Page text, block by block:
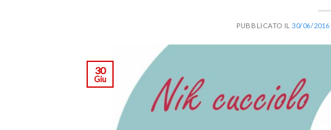
PUBBLICATO IL30/06/2016
30
Giu